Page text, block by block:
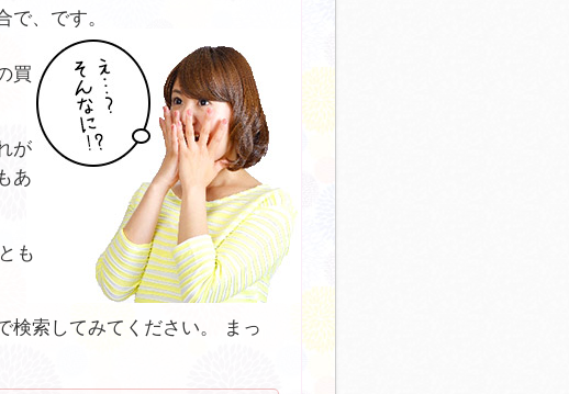
、です。
買
が
あ
も
検索してみてください。 まっ